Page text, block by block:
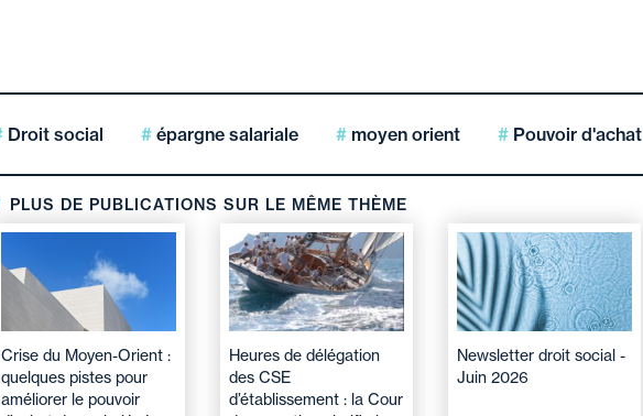
Droit social épargne salariale moyen orient Pouvoir d'achat
PLUS DE PUBLICATIONS SUR LE MÊME THÈME
Crise du Moyen-Orient :
quelques pistes pour
améliorer le pouvoir
Heures de délégation
des CSE
d’établissement : la Cour
Newsletter droit social -
Juin 2026